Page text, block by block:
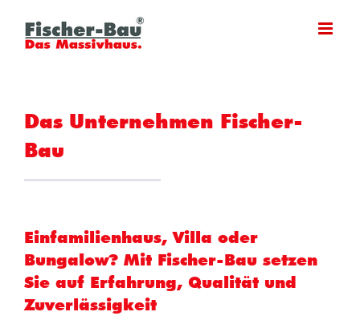
Inhalt
springen
Das Unternehmen Fischer-
Bau
Einfamilienhaus, Villa oder
Bungalow? Mit Fischer-Bau setzen
Sie auf Erfahrung, Qualität und
Zuverlässigkeit